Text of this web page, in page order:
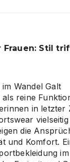
gegen
Chaos
Frauen: Stil
Wandel Galt
reine
in letzter
die
und Komfort.